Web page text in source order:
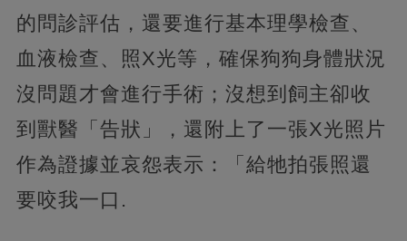
的問診評估，還要進行基本理學檢查、
血液檢查、照X光等，確保狗狗身體狀況
沒問題才會進行手術；沒想到飼主卻收
到獸醫「告狀」，還附上了一張X光照片
作為證據並哀怨表示：「給牠拍張照還
要咬我一口.